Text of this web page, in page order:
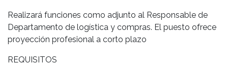
Realizará funciones como adjunto al Responsable de
Departamento de logística y compras. El puesto ofrece
proyección profesional a corto plazo
REQUISITOS